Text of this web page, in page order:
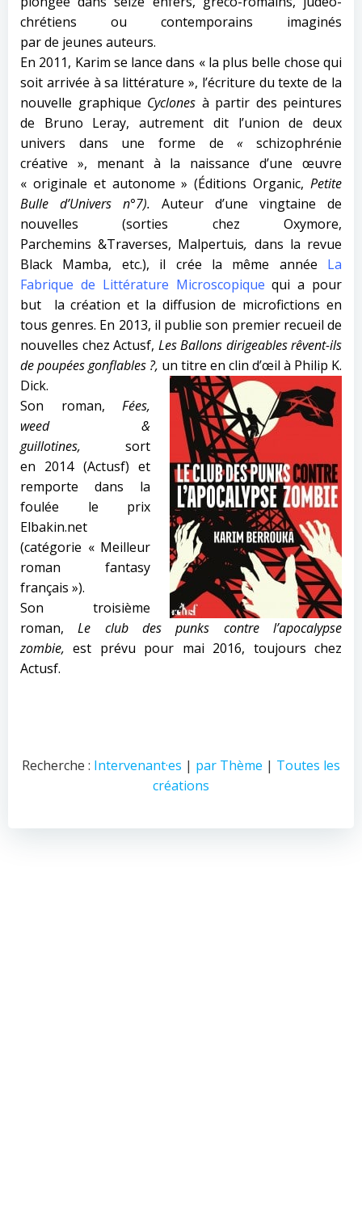
chrétiens ou contemporains imaginés
par de jeunes auteurs.
En 2011, Karim se lance dans « la plus belle chose qui
soit arrivée à sa littérature », l’écriture du texte de la
nouvelle graphique Cyclones à partir des peintures
de Bruno Leray, autrement dit l’union de deux
univers dans une forme de «schizophrénie
créative », menant à la naissance d’une œuvre
« originale et autonome » (Éditions Organic, Petite
Bulle d’Univers n°7). Auteur d’une vingtaine de
nouvelles (sorties chez Oxymore,
Parchemins &Traverses, Malpertuis, dans la revue
Black Mamba, etc.), il crée la même année La
Fabrique de Littérature Microscopique qui a pour
but la création et la diffusion de microfictions en
tous genres. En 2013, il publie son premier recueil de
nouvelles chez Actusf, Les Ballons dirigeables rêvent-ils
de poupées gonflables ?, un titre en clin d’œil à Philip K.
Dick.
Son roman, Fées,
weed &
guillotines, sort
en 2014 (Actusf) et
remporte dans la
foulée le prix
Elbakin.net
(catégorie « Meilleur
roman fantasy
français »).
Son troisième
roman,Le club des punks contre l’apocalypse
zombie, est prévu pour mai 2016, toujours chez
Actusf.
Recherche : Intervenant·es | par Thème | Toutes les
créations